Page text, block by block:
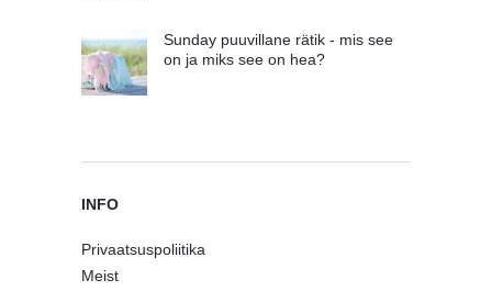
Sunday puuvillane rätik - mis see
on ja miks see on hea?
INFO
Privaatsuspoliitika
Meist